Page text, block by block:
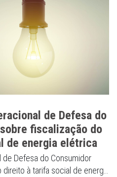
de Defesa do
fiscalização do
de energia elétrica
Defesa do Consumidor
à tarifa social de energia